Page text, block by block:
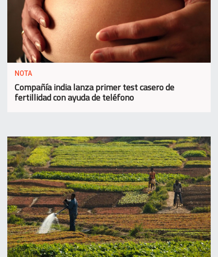
NOTA
Compañía india lanza primer test casero de
fertillidad con ayuda de teléfono